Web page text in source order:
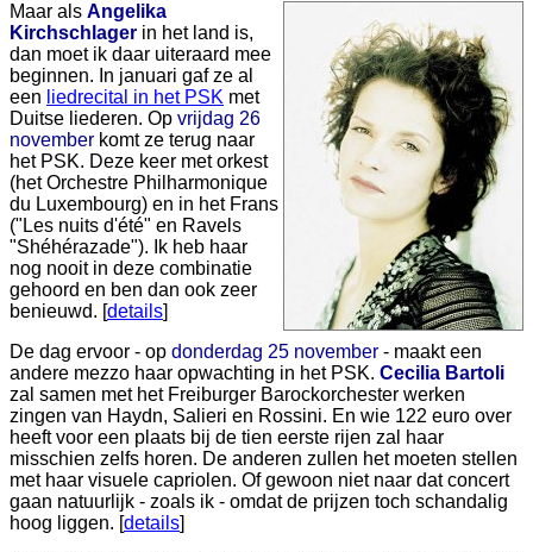
Maar als Angelika
Kirchschlager in het land is,
dan moet ik daar uiteraard mee
beginnen. In januari gaf ze al
een liedrecital in het PSK met
Duitse liederen. Op vrijdag 26
november komt ze terug naar
het PSK. Deze keer met orkest
(het Orchestre Philharmonique
du Luxembourg) en in het Frans
("Les nuits d'été" en Ravels
"Shéhérazade"). Ik heb haar
nog nooit in deze combinatie
gehoord en ben dan ook zeer
benieuwd. [details]
De dag ervoor - op donderdag 25 november - maakt een
andere mezzo haar opwachting in het PSK. Cecilia Bartoli
zal samen met het Freiburger Barockorchester werken
zingen van Haydn, Salieri en Rossini. En wie 122 euro over
heeft voor een plaats bij de tien eerste rijen zal haar
misschien zelfs horen. De anderen zullen het moeten stellen
met haar visuele capriolen. Of gewoon niet naar dat concert
gaan natuurlijk - zoals ik - omdat de prijzen toch schandalig
hoog liggen. [details]